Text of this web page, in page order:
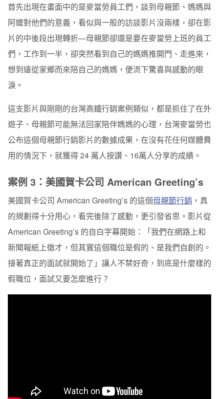
首先出現在畫面中的是麥當勞員工們，談到母親節、媽媽與
阿嬤對他們的意義，看似與一般的訪談影片沒兩樣，卻在影
片的中後段出現轉折—母親節卻還是要在麥當勞上班的員工
們，工作到一半，卻突然看到自己的媽媽推開門、走進來，
想到遠從家鄉而來陪自己的媽媽，便流下驚喜與感動的眼
淚。
這支影片與剛剛的台灣高鐵行銷案例類似，都是抓住了在外
遊子、母親節可能無法回家陪伴媽媽的心理，台灣麥當勞也
公布這個母親節行銷影片的數據成果，在沒有花任何媒體費
用的情況下，就獲得 24 萬人按讚、16萬人分享的成績。
案例 3：美國賀卡公司 American Greeting’s
美國賀卡公司 American Greeting’s 的這個母親節行銷 ，真
的規劃得十分用心，看完後除了感動，更引發省思。影片從
American Greeting’s 的自白字幕開始：「我們在網路上和
新聞報紙上徵才，但其實這個職位是假的、是我們自創的。
接著真正的面試就開始了」讓人不禁好奇，到底是什麼樣的
假職位，面試又要怎麼進行？